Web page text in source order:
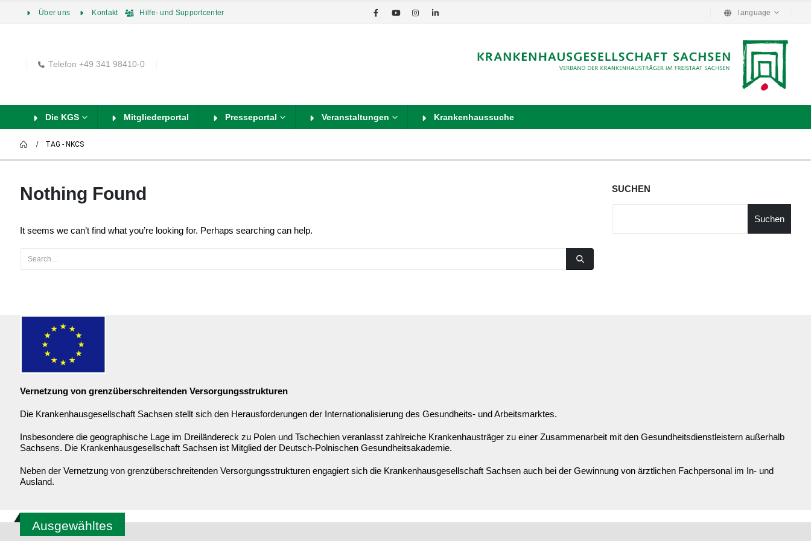
Über uns Kontakt Hilfe- und Supportcenter language
Telefon +49 341 98410-0
Die KGS Mitgliederportal Presseportal Veranstaltungen Krankenhaussuche
TAG - NKCS
Nothing Found
It seems we can’t find what you’re looking for. Perhaps searching can help.
SUCHEN
Suchen
Vernetzung von grenzüberschreitenden Versorgungsstrukturen
Die Krankenhausgesellschaft Sachsen stellt sich den Herausforderungen der Internationalisierung des Gesundheits- und Arbeitsmarktes.
Insbesondere die geographische Lage im Dreiländereck zu Polen und Tschechien veranlasst zahlreiche Krankenhausträger zu einer Zusammenarbeit mit den Gesundheitsdienstleistern außerhalb
Sachsens. Die Krankenhausgesellschaft Sachsen ist Mitglied der Deutsch-Polnischen Gesundheitsakademie.
Neben der Vernetzung von grenzüberschreitenden Versorgungsstrukturen engagiert sich die Krankenhausgesellschaft Sachsen auch bei der Gewinnung von ärztlichen Fachpersonal im In- und
Ausland.
Ausgewähltes